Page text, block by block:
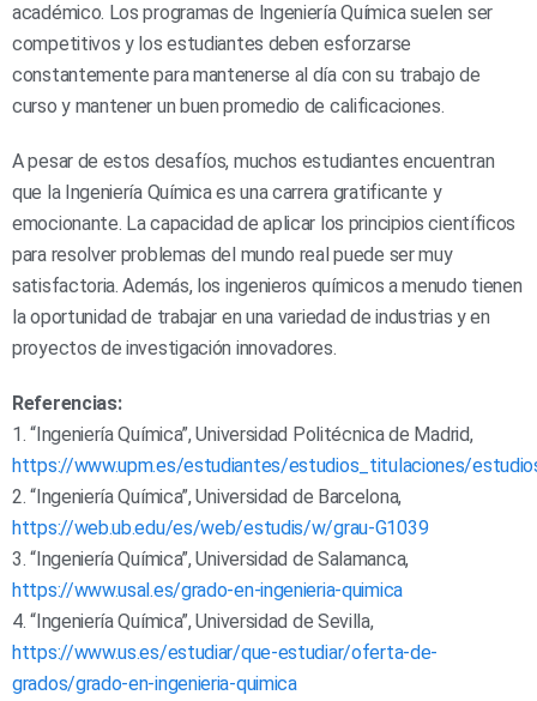
académico. Los programas de Ingeniería Química suelen ser
competitivos y los estudiantes deben esforzarse
constantemente para mantenerse al día con su trabajo de
curso y mantener un buen promedio de calificaciones.
A pesar de estos desafíos, muchos estudiantes encuentran
que la Ingeniería Química es una carrera gratificante y
emocionante. La capacidad de aplicar los principios científicos
para resolver problemas del mundo real puede ser muy
satisfactoria. Además, los ingenieros químicos a menudo tienen
la oportunidad de trabajar en una variedad de industrias y en
proyectos de investigación innovadores.
Referencias:
1. “Ingeniería Química”, Universidad Politécnica de Madrid,
https://www.upm.es/estudiantes/estudios_titulaciones/
2. “Ingeniería Química”, Universidad de Barcelona,
https://web.ub.edu/es/web/estudis/w/grau-G1039
3. “Ingeniería Química”, Universidad de Salamanca,
https://www.usal.es/grado-en-ingenieria-quimica
4. “Ingeniería Química”, Universidad de Sevilla,
https://www.us.es/estudiar/que-estudiar/oferta-de-
grados/grado-en-ingenieria-quimica